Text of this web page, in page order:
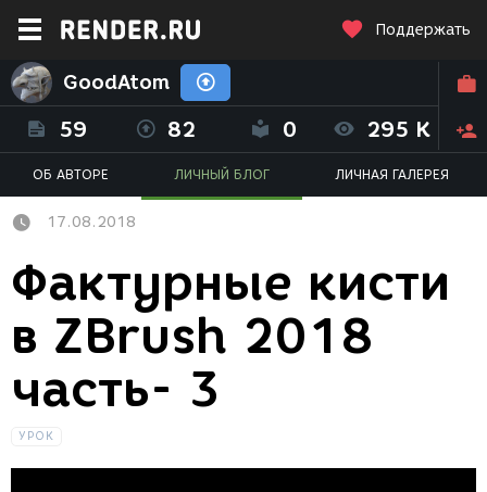
Поддержать
GoodAtom
59 82 0 295 K
ОБ АВТОРЕ ЛИЧНЫЙ БЛОГ ЛИЧНАЯ ГАЛЕРЕЯ
17.08.2018
Фактурные кисти
в ZBrush 2018
часть- 3
УРОК